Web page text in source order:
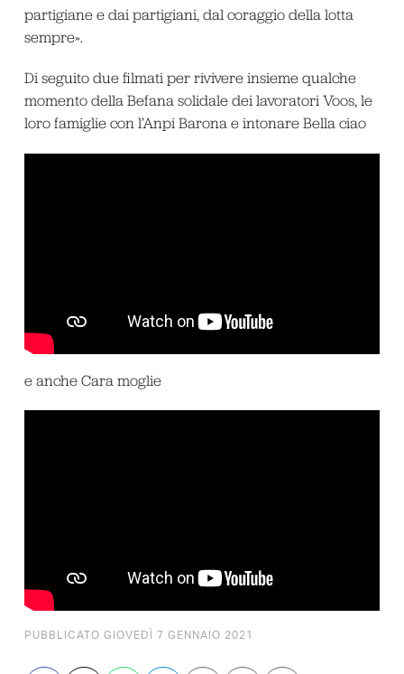
partigiane e dai partigiani, dal coraggio della lotta
sempre».
Di seguito due filmati per rivivere insieme qualche
momento della Befana solidale dei lavoratori Voos, le
loro famiglie con l’Anpi Barona e intonare Bella ciao
e anche Cara moglie
PUBBLICATO GIOVEDÌ 7 GENNAIO 2021